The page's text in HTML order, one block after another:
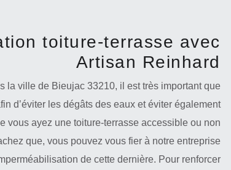
toiture-terrasse avec
Artisan Reinhard
la ville de Bieujac 33210, il est très important que
d’éviter les dégâts des eaux et éviter également
vous ayez une toiture-terrasse accessible ou non
que, vous pouvez vous fier à notre entreprise
de cette dernière. Pour renforcer